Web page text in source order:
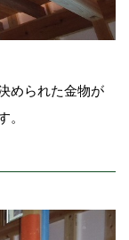
められた金物が
。